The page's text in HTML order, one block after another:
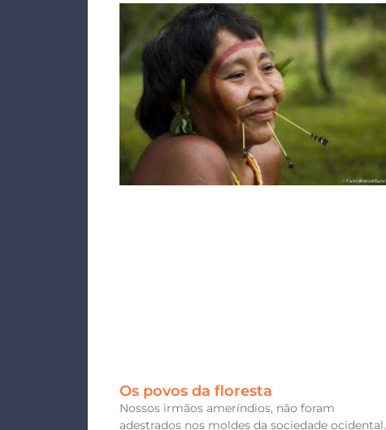
Os povos da floresta
Nossos irmãos ameríndios, não foram
adestrados nos moldes da sociedade ocidental.